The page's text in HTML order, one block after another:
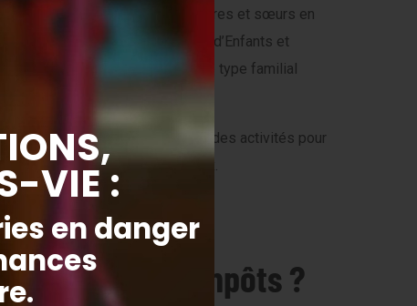
protège et éduque les frères et sœurs en
Au sein de ses Villages d’Enfants et
enfants un modèle d’accueil de type familial
des Villages, et à organiser des activités pour
d’avantages fiscaux avantageux.
service des impôts ?